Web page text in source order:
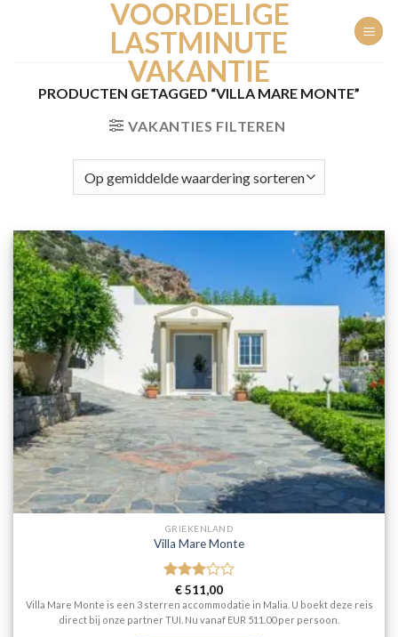
VOORDELIGE
LASTMINUTE
VAKANTIE
PRODUCTEN GETAGGED “VILLA MARE MONTE”
VAKANTIES FILTEREN
GRIEKENLAND
Villa Mare Monte
Gewaardeerd
3uit 5
€511,00
Villa Mare Monte is een 3 sterren accommodatie in Malia. U boekt deze reis
direct bij onze partner TUI. Nu vanaf EUR 511.00 per persoon.